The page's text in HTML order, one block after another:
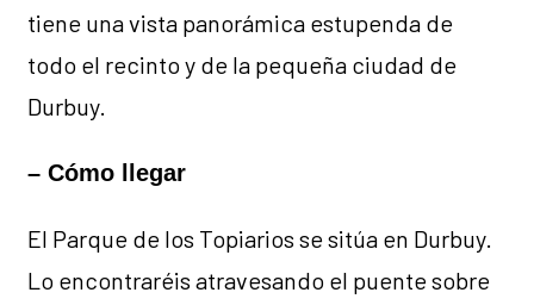
tiene una vista panorámica estupenda de
todo el recinto y de la pequeña ciudad de
Durbuy.
– Cómo llegar
El Parque de los Topiarios se sitúa en Durbuy.
Lo encontraréis atravesando el puente sobre